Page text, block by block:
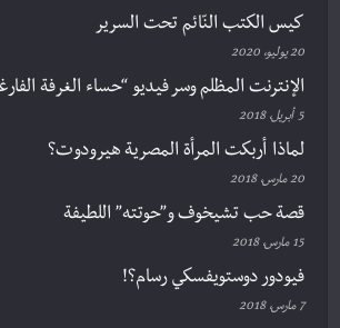
كيس الكتب النّائم تحت السرير
20 يوليو، 2020
الإنترنت المظلم وسر فيديو “حساء الغرفة
5 أبريل، 2018
لماذا أربكت المرأة المصرية هيرودوت؟
20 مارس، 2018
قصة حب تشيخوف و”حوتته” اللطيفة
15 مارس، 2018
فيودور دوستويفسكي رسام؟!
7 مارس، 2018